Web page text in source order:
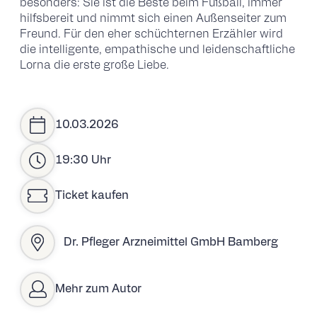
besonders: Sie ist die Beste beim Fußball, immer
hilfsbereit und nimmt sich einen Außenseiter zum
Freund. Für den eher schüchternen Erzähler wird
die intelligente, empathische und leidenschaftliche
Lorna die erste große Liebe.
10.03.2026
19:30 Uhr
Ticket kaufen
Dr. Pfleger Arzneimittel GmbH Bamberg
Mehr zum Autor